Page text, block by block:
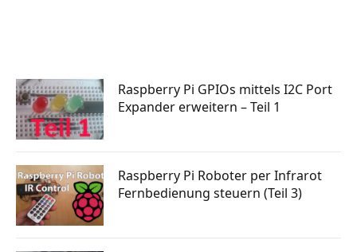
Raspberry Pi GPIOs mittels I2C Port
Expander erweitern – Teil 1
Raspberry Pi Roboter per Infrarot
Fernbedienung steuern (Teil 3)